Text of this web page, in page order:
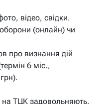
відео, свідки.
(онлайн) чи
про визнання дій
6 міс.,
на ТЦК задовольняють.